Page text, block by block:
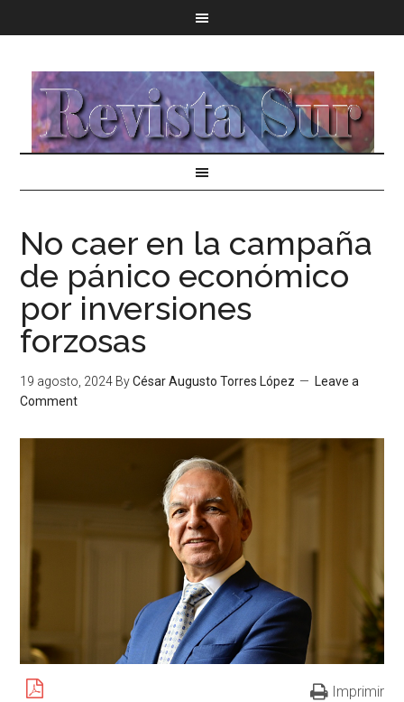
No caer en la campaña
de pánico económico
por inversiones
forzosas
19 agosto, 2024 ByCésar Augusto Torres López
Leave a
Comment
Imprimir